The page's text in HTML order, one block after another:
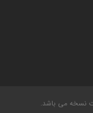
نسخه می باشد.